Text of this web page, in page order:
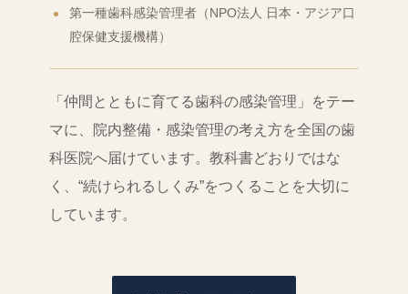
第一種歯科感染管理者（NPO法人 日本・アジア口
腔保健支援機構）
「仲間とともに育てる歯科の感染管理」をテー
マに、院内整備・感染管理の考え方を全国の歯
科医院へ届けています。教科書どおりではな
く、“続けられるしくみ”をつくることを大切に
しています。